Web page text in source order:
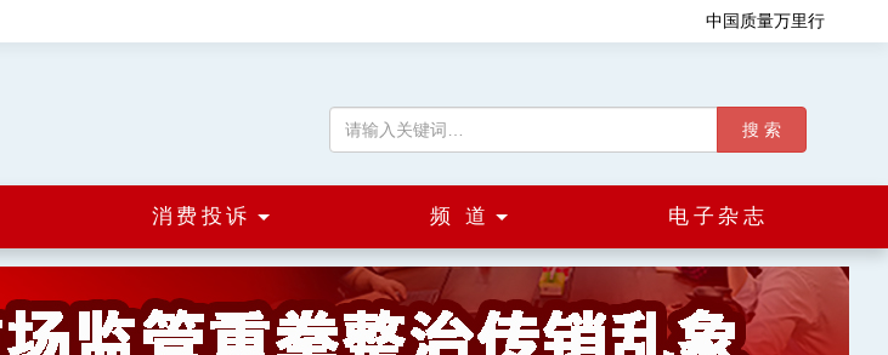
中国质量万里行
搜 索
消费投诉 频 道 电子杂志